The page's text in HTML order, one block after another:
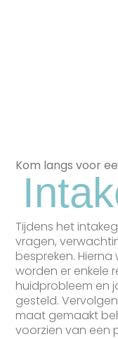
Kom langs voor
Tijdens het
vragen,
bespreken.
worden er enkele
huidprobleem en
gesteld.
maat gemaakt
voorzien van een